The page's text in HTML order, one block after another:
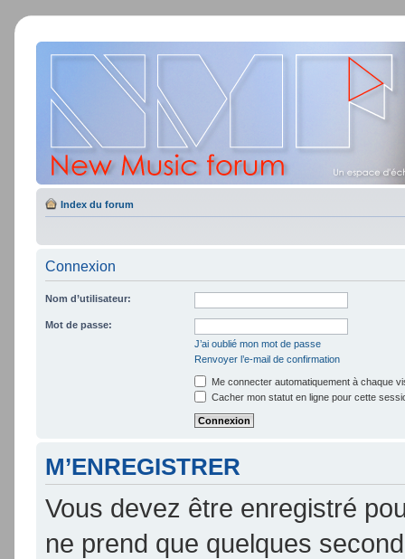
Index du forum
Connexion
Nom d’utilisateur:
Mot de passe:
J’ai oublié mon mot de passe
Renvoyer l’e-mail de confirmation
Me connecter automatiquement à chaque
Cacher mon statut en ligne pour cette
M’ENREGISTRER
Vous devez être enregistré
ne prend que quelques